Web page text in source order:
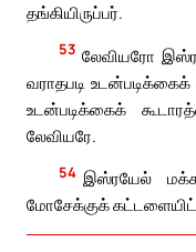
தங்கியிருப்பர்.
53 லேவியரோ
வராதபடி
உடன்படிக்கைக்
லேவியரே.
54 இஸ்ரயேல்
மோசேக்குக்